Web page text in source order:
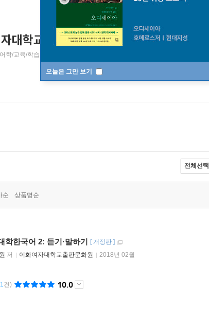
오늘은 그만 보기
대학교 언어교육원
어학/교육/학습 저자
전체선택
순 상품명순
학한국어 2: 듣기·말하기 [개정판 ]
저 이화여자대학교출판문화원 2018년 02월
1건) 10.0